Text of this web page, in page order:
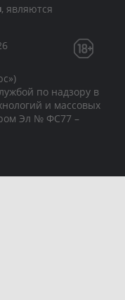
являются
по надзору в
и массовых
Эл № ФС77 –